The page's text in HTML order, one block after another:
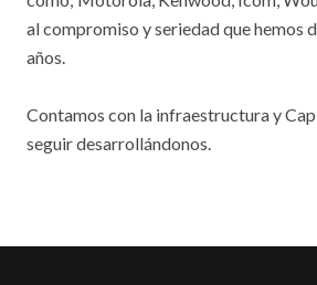
al compromiso y seriedad que hemos
años.
Contamos con la infraestructura y
seguir desarrollándonos.